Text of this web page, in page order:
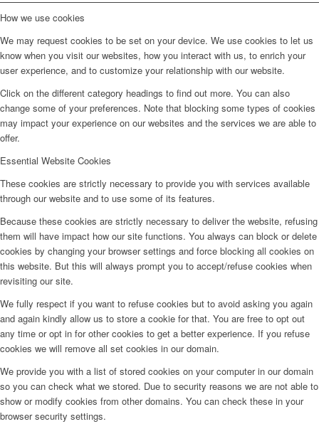
How we use cookies
We may request cookies to be set on your device. We use cookies to let us
know when you visit our websites, how you interact with us, to enrich your
user experience, and to customize your relationship with our website.
Click on the different category headings to find out more. You can also
change some of your preferences. Note that blocking some types of cookies
may impact your experience on our websites and the services we are able to
offer.
Essential Website Cookies
These cookies are strictly necessary to provide you with services available
through our website and to use some of its features.
Because these cookies are strictly necessary to deliver the website, refusing
them will have impact how our site functions. You always can block or delete
cookies by changing your browser settings and force blocking all cookies on
this website. But this will always prompt you to accept/refuse cookies when
revisiting our site.
We fully respect if you want to refuse cookies but to avoid asking you again
and again kindly allow us to store a cookie for that. You are free to opt out
any time or opt in for other cookies to get a better experience. If you refuse
cookies we will remove all set cookies in our domain.
We provide you with a list of stored cookies on your computer in our domain
so you can check what we stored. Due to security reasons we are not able to
show or modify cookies from other domains. You can check these in your
browser security settings.